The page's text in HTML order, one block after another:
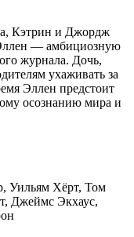
Кэтрин и Джордж
— амбициозную
журнала. Дочь,
ухаживать за
Эллен предстоит
осознанию мира и
Уильям Хёрт, Том
Джеймс Экхаус,